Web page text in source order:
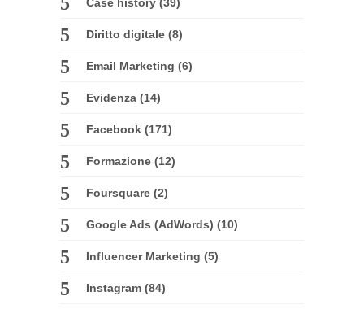
Diritto digitale (8)
Email Marketing (6)
Evidenza (14)
Facebook (171)
Formazione (12)
Foursquare (2)
Google Ads (AdWords) (10)
Influencer Marketing (5)
Instagram (84)